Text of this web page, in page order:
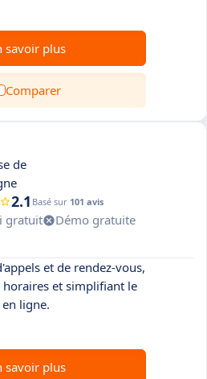
savoir plus
Comparer
de
2.1 Basé sur 101 avis
gratuit
Démo gratuite
et de rendez-vous,
et simplifiant le
ligne.
savoir plus